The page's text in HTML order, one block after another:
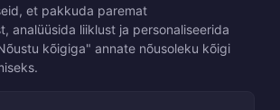
et pakkuda paremat
analüüsida liiklust ja personaliseerida
kõigiga" annate nõusoleku kõigi